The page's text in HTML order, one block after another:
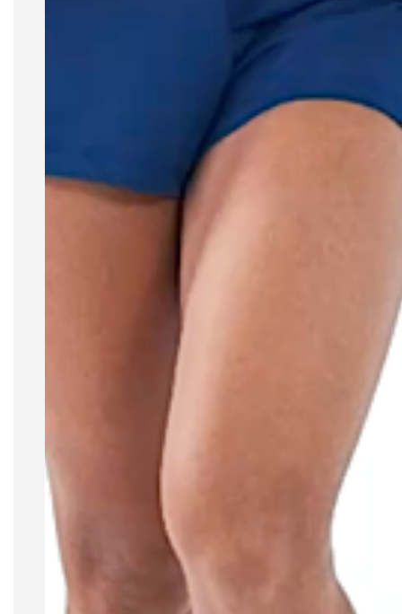
Toque estruturado: Mais firme e encorpado
que a meia malha convencional
caimento premium que valoriza o shape
Conforto presente: Do aquecimento ao pós-
treino, da academia para a rua
Peça com gola tradicional em ribana
canelada
DNA SIEG em cada detalhe
Aplicações com textura e relevo: Elementos
exclusivos posicionados próximo à barra e
Referência esportiva: Inspirada nos patches
e emblemas icônicos dos uniformes clássicos
Silk gel siliconado: Nome Sieg aplicado com
sofisticação e autenticidade no a região do
Visual contemporâneo: Esportivo, moderno e
Amarelo mostarda